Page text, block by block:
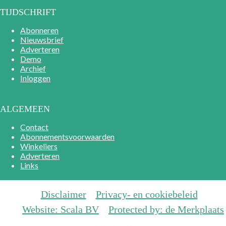
TIJDSCHRIFT
Abonneren
Nieuwsbrief
Adverteren
Demo
Archief
Inloggen
ALGEMEEN
Contact
Abonnementsvoorwaarden
Winkeliers
Adverteren
Links
Disclaimer
Privacy- en cookiebeleid
Website: Scala BV
Protected by: de Merkplaats